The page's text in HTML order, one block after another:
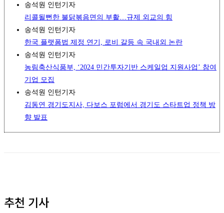
송석원 인턴기자
리콜될뻔한 불닭볶음면의 부활…규제 외교의 힘
송석원 인턴기자
한국 플랫폼법 제정 연기, 로비 갈등 속 국내외 논란
송석원 인턴기자
농림축산식품부, ‘2024 민간투자기반 스케일업 지원사업’ 참여
기업 모집
송석원 인턴기자
김동연 경기도지사, 다보스 포럼에서 경기도 스타트업 정책 방
향 발표
추천 기사